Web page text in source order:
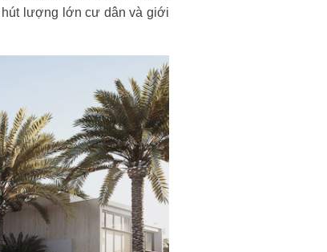
hút lượng lớn cư dân và giới